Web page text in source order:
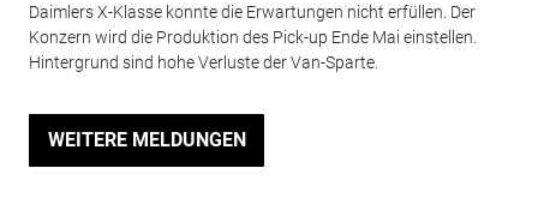
Daimlers X-Klasse konnte die Erwartungen nicht erfüllen. Der
Konzern wird die Produktion des Pick-up Ende Mai einstellen.
Hintergrund sind hohe Verluste der Van-Sparte.
WEITERE MELDUNGEN